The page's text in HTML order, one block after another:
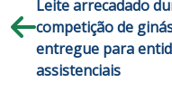
Leite arrecadado
competição de
entregue para
assistenciais